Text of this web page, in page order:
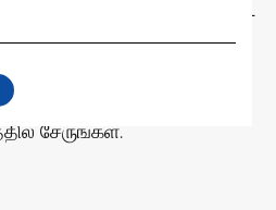
வர்த்தகங்கள், எண்ட்-
அணுகலாம்.
ஒப்பந்தங்களுக்கான
பயோமாஸ் துறை வளர்ச்சி
சேருங்கள்.